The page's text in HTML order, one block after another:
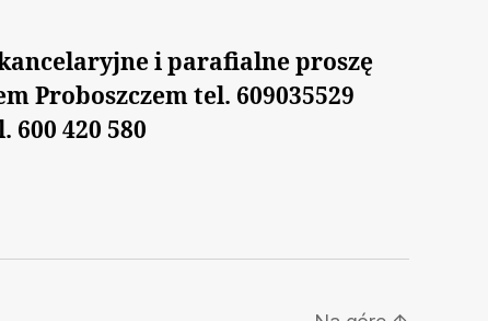
i parafialne proszę
Proboszczem tel. 609035529
600 420 580